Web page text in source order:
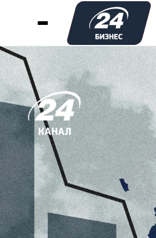
1
МОЖНО ЛИ СЧИТАТЬ
ГРАЖДАНСКОЙ АВИАЦИИ
КРИТИЧЕСКИМ
2
КАКИЕ САНКЦИИ ВВЕДЕНЫ
ГРАЖДАНСКОЙ РОССИЙСКОЙ
АВИАЦИИ?
3
АКЦИИ "АЭРОФЛОТА"
СУЩЕСТВЕННЫМИ УБЫТКАМИ
4
ПОЧЕМУ ГРАЖДАНСКАЯ
РОССИЯ ПРИХОДИТ В